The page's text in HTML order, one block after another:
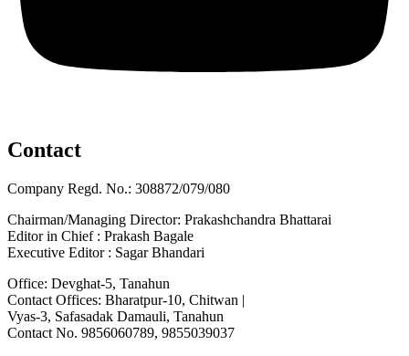
Contact
Company Regd. No.: 308872/079/080
Chairman/Managing Director: Prakashchandra Bhattarai
Editor in Chief : Prakash Bagale
Executive Editor : Sagar Bhandari
Office: Devghat-5, Tanahun
Contact Offices: Bharatpur-10, Chitwan |
Vyas-3, Safasadak Damauli, Tanahun
Contact No. 9856060789, 9855039037